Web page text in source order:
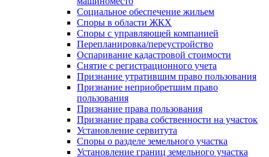
Социальное обеспечение жильем
Споры в области ЖКХ
Споры с управляющей компанией
Перепланировка/переустройство
Оспаривание кадастровой стоимости
Снятие с регистрационного учета
Признание утратившим право пользования
Признание неприобретшим право
пользования
Признание права пользования
Признание права собственности на участок
Установление сервитута
Споры о разделе земельного участка
Установление границ земельного участка